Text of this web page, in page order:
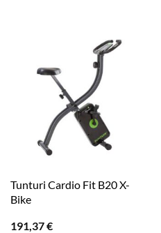
Tunturi Cardio Fit B20 X-
Bike
191,37€